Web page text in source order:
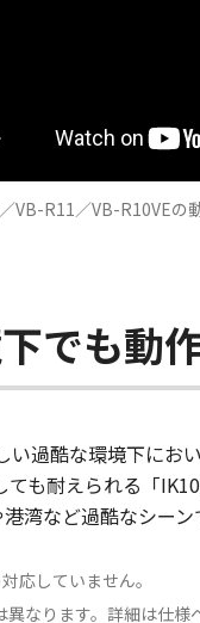
VB-R11／VB-R10VEの
でも動
い過酷な環境下にお
も耐えられる「
湾など過酷なシーン
応していません。
なります。詳細は仕様